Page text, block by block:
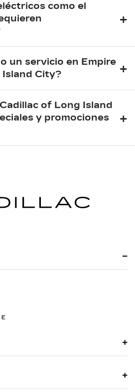
como el
+
un servicio en Empire
City?
+
of Long Island
y promociones
+